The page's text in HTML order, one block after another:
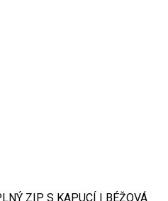
ZIP S KAPUCÍ | BÉŽOVÁ